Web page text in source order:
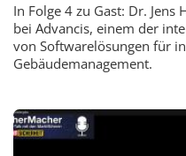
In Folge 4 zu Gast: Dr. Jens
bei Advancis, einem der
von Softwarelösungen für
Gebäudemanagement.